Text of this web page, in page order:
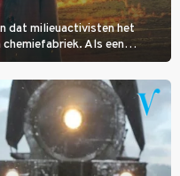
dat milieuactivisten het
Als een
boel op scherp zet, besluit
tand te voelen.